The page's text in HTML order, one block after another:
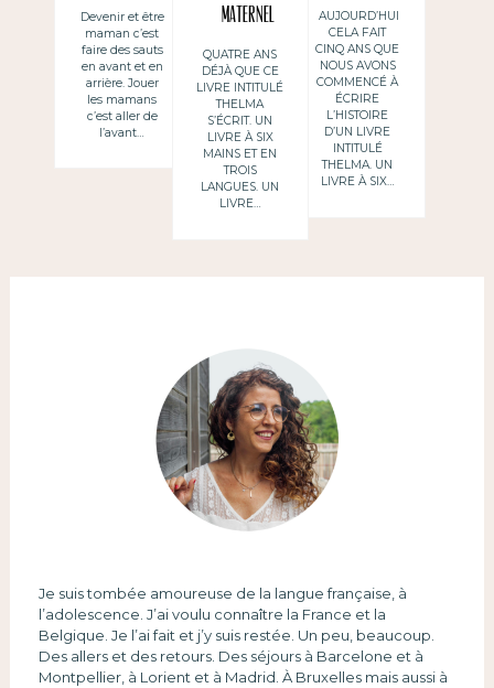
heureuse
Devenir et être
maman c’est
faire des sauts
en avant et en
arrière. Jouer
les mamans
c’est aller de
l’avant…
maternel
QUATRE ANS
DÉJÀ QUE CE
LIVRE INTITULÉ
THELMA
S’ÉCRIT. UN
LIVRE À SIX
MAINS ET EN
TROIS
LANGUES. UN
LIVRE…
AUJOURD’HUI
CELA FAIT
CINQ ANS QUE
NOUS AVONS
COMMENCÉ À
ÉCRIRE
L’HISTOIRE
D’UN LIVRE
INTITULÉ
THELMA. UN
LIVRE À SIX…
Je suis tombée amoureuse de la langue française, à
l’adolescence. J’ai voulu connaître la France et la
Belgique. Je l’ai fait et j’y suis restée. Un peu, beaucoup.
Des allers et des retours. Des séjours à Barcelone et à
Montpellier, à Lorient et à Madrid. À Bruxelles mais aussi à